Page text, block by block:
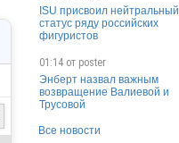
ISU присвоил нейтральный
статус ряду российских
фигуристов
01:14 от poster
Энберт назвал важным
возвращение Валиевой и
Трусовой
Все новости